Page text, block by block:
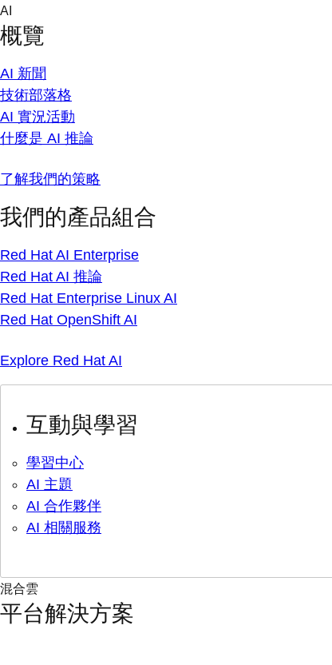
Skip
content
AI
概覽
AI 新聞
技術部落格
AI 實況活動
什麼是 AI 推論
了解我們的策略
我們的產品組合
Red Hat AI Enterprise
Red Hat AI 推論
Red Hat Enterprise Linux AI
Red Hat OpenShift AI
Explore Red Hat AI
互動與學習
學習中心
AI 主題
AI 合作夥伴
AI 相關服務
混合雲
平台解決方案